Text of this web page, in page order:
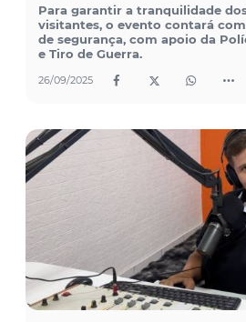
Para garantir a tranquilidade
visitantes, o evento contará
de segurança, com apoio da
e Tiro de Guerra.
26/09/2025